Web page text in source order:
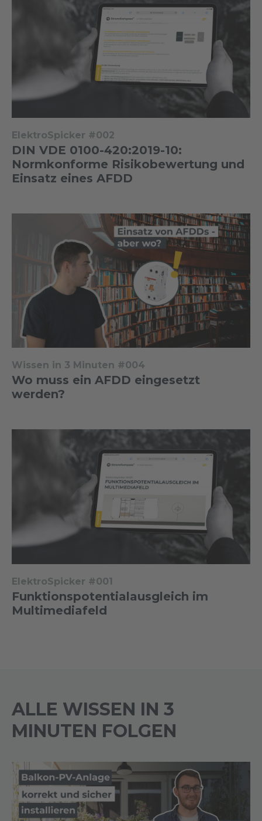
ElektroSpicker #002
DIN VDE 0100-420:2019-10:
Normkonforme Risikobewertung und
Einsatz eines AFDD
Wissen in 3 Minuten #004
Wo muss ein AFDD eingesetzt
werden?
ElektroSpicker #001
Funktionspotentialausgleich im
Multimediafeld
ALLE WISSEN IN 3
MINUTEN FOLGEN